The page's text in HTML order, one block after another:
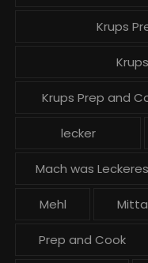
Krups
Krups Prep and
lecker
Mach was Leckeres
Mehl
Prep and Cook